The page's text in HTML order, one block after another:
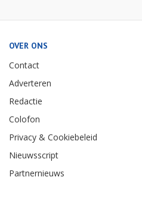
OVER ONS
Contact
Adverteren
Redactie
Colofon
Privacy & Cookiebeleid
Nieuwsscript
Partnernieuws